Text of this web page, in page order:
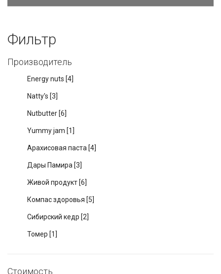
Фильтр
Производитель
Energy nuts [4]
Natty's [3]
Nutbutter [6]
Yummy jam [1]
Арахисовая паста [4]
Дары Памира [3]
Живой продукт [6]
Компас здоровья [5]
Сибирский кедр [2]
Томер [1]
Стоимость